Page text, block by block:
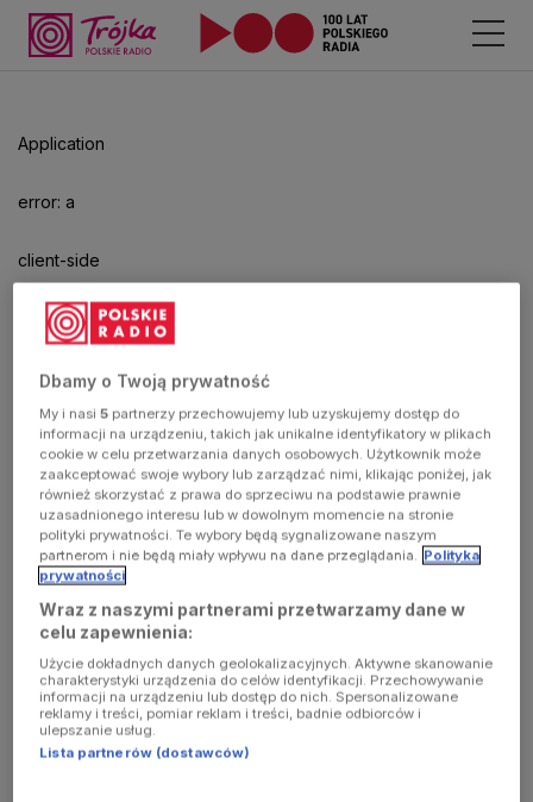
Application
error: a
client-side
exception
has
occurred
(see the
browser
console for
more
information)
aby
odtwarzać.
Dbamy o Twoją prywatność
My i nasi5 partnerzy przechowujemy lub uzyskujemy dostęp do
informacji na urządzeniu, takich jak unikalne identyfikatory w plikach
cookie w celu przetwarzania danych osobowych. Użytkownik może
zaakceptować swoje wybory lub zarządzać nimi, klikając poniżej, jak
również skorzystać z prawa do sprzeciwu na podstawie prawnie
uzasadnionego interesu lub w dowolnym momencie na stronie
polityki prywatności. Te wybory będą sygnalizowane naszym
partnerom i nie będą miały wpływu na dane przeglądania. Polityka
prywatności
Wraz z naszymi partnerami przetwarzamy dane w
celu zapewnienia:
Użycie dokładnych danych geolokalizacyjnych. Aktywne skanowanie
charakterystyki urządzenia do celów identyfikacji. Przechowywanie
informacji na urządzeniu lub dostęp do nich. Spersonalizowane
reklamy i treści, pomiar reklam i treści, badnie odbiorców i
ulepszanie usług.
Lista partnerów (dostawców)